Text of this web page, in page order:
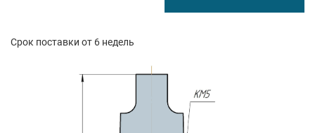
Срок поставки от 6 недель